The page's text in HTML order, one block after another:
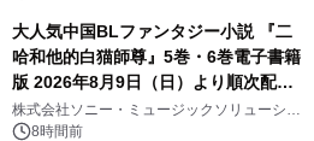
大人気中国BLファンタジー小説 『二
哈和他的白猫師尊』5巻・6巻電子書籍
版 2026年8月9日（日）より順次配信
開始
株式会社ソニー・ミュージックソリューショ
ンズ8時間前